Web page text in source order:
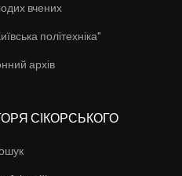
вчених
політехніка"
архів
СІКОРСЬКОГО